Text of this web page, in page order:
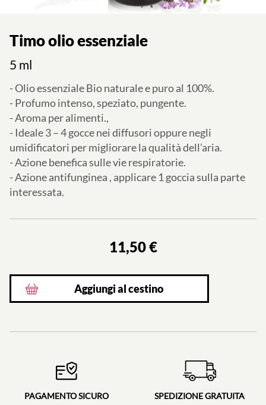
Timo olio essenziale
5 ml
- Olio essenziale Bio naturale e puro al 100%.
- Profumo intenso, speziato, pungente.
- Aroma per alimenti.,
- Ideale 3 – 4 gocce nei diffusori oppure negli
umidificatori per migliorare la qualità dell’aria.
- Azione benefica sulle vie respiratorie.
- Azione antifunginea , applicare 1 goccia sulla parte
interessata.
11,50 €
Aggiungi al cestino
PAGAMENTO SICURO
SPEDIZIONE GRATUITA